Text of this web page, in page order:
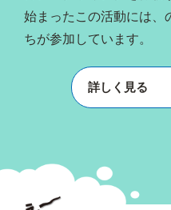
始まったこの活動には、
ちが参加しています。
詳しく見る